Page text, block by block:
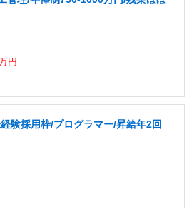
円
験採用枠/プログラマー/昇給年2回